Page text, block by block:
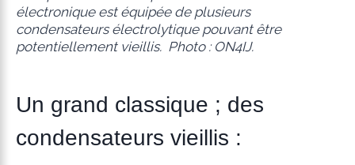
électronique est équipée de plusieurs
condensateurs électrolytique pouvant être
potentiellement vieillis. Photo : ON4IJ.
Un grand classique ; des
condensateurs vieillis :